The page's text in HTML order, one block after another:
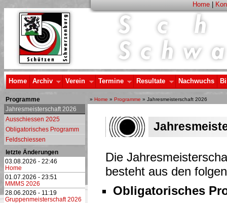
Home|
Home Archiv Verein Termine Resultate Nachwuchs
Programme
Jahresmeisterschaft 2026
Ausschiessen 2025
Obligatorisches Programm
Feldschiessen
letzte Änderungen
03.08.2026 - 22:46
Home
01.07.2026 - 23:51
MMMS 2026
28.06.2026 - 11:19
Gruppenmeisterschaft 2026
» Home » Programme » Jahresmeisterschaft 2026
Die
besteht aus den
Obligatorisches